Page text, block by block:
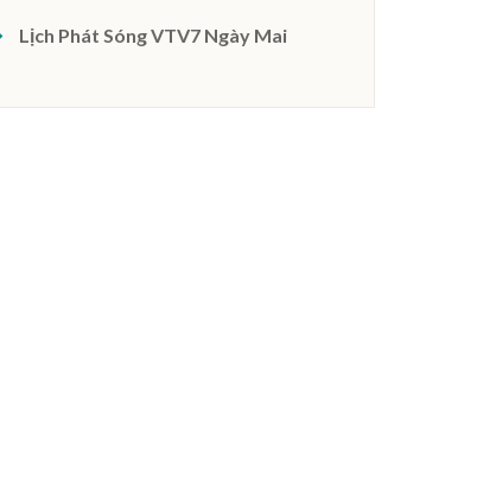
Lịch Phát Sóng VTV7 Ngày Mai